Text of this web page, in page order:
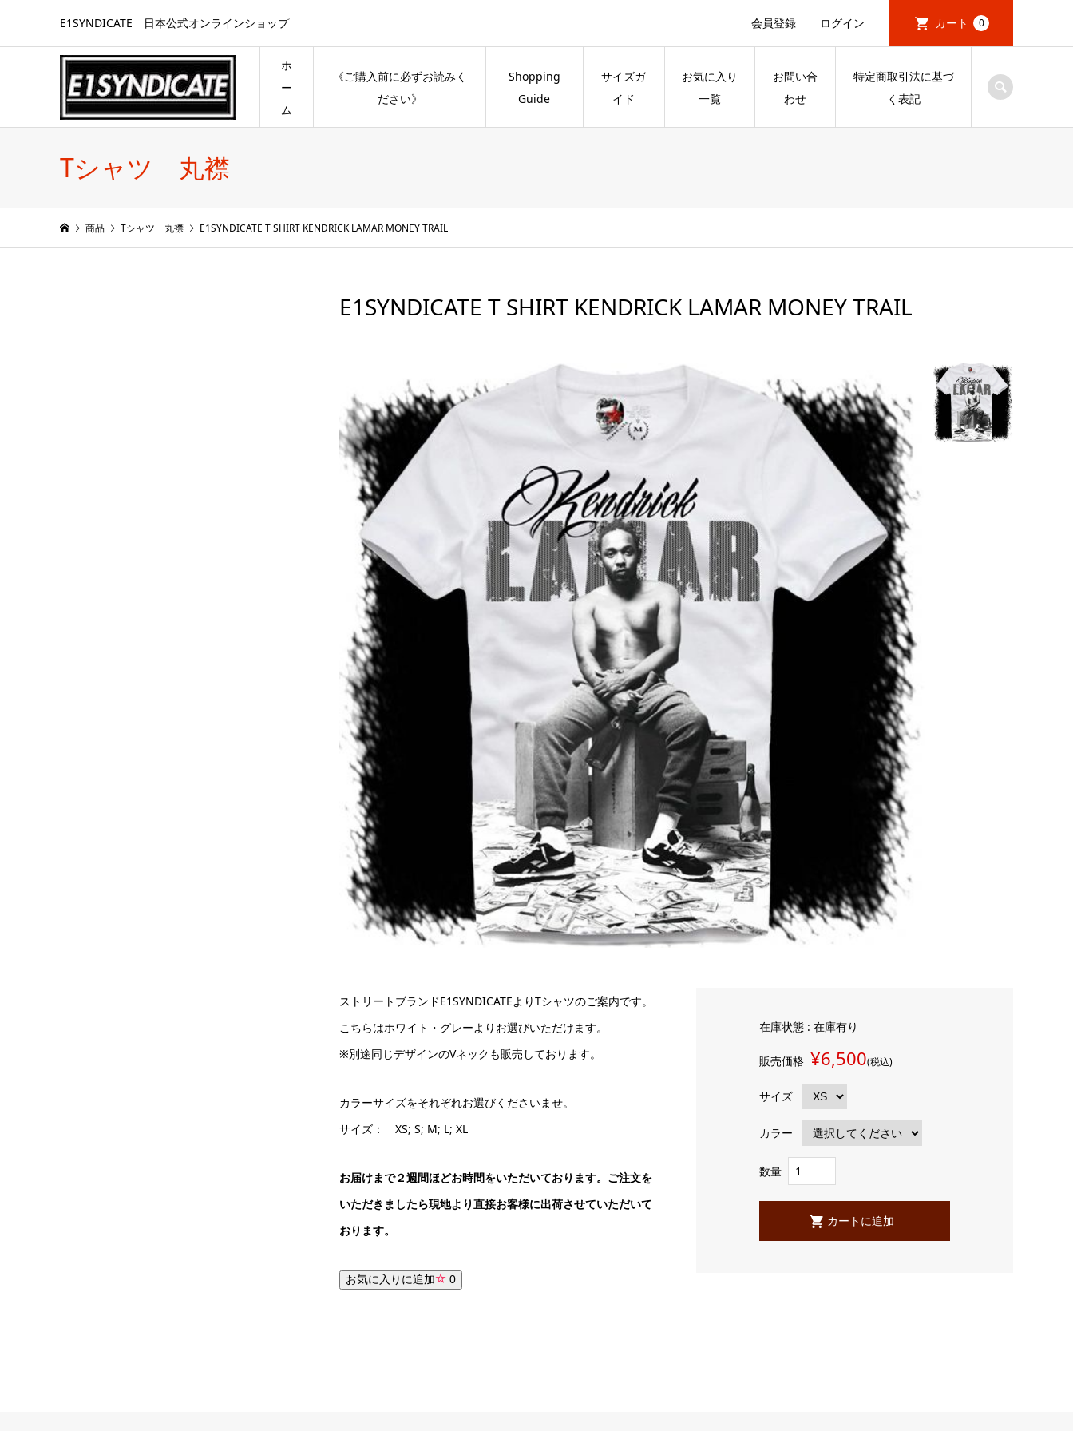
E1SYNDICATE 日本公式オンラインショップ 会員登録 ログイン カート 0
ホ
ー
ム
《ご購入前に必ずお読みく
ださい》
Shopping
Guide
サイズガ
イド
お気に入り
一覧
お問い合
わせ
特定商取引法に基づ
く表記
Tシャツ 丸襟
商品 Tシャツ 丸襟 E1SYNDICATE T SHIRT KENDRICK LAMAR MONEY TRAIL
E1SYNDICATE T SHIRT KENDRICK LAMAR MONEY TRAIL
ストリートブランドE1SYNDICATEよりTシャツのご案内です。
こちらはホワイト・グレーよりお選びいただけます。
※別途同じデザインのVネックも販売しております。
カラーサイズをそれぞれお選びくださいませ。
サイズ： XS; S; M; L; XL
お届けまで２週間ほどお時間をいただいております。ご注文を
いただきましたら現地より直接お客様に出荷させていただいて
おります。
お気に入りに追加 0
在庫状態 : 在庫有り
販売価格 ¥6,500(税込)
サイズ
カラー
数量